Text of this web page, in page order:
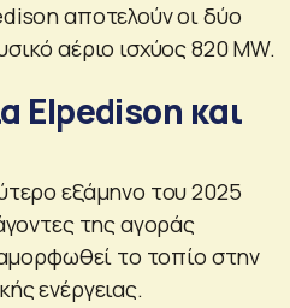
αποτελούν οι δύο
αέριο ισχύος 820 MW.
Elpedison και
εξάμηνο του 2025
της αγοράς
το τοπίο στην
ενέργειας.